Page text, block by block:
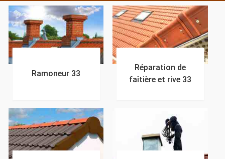
Ramoneur 33
Réparation de
faîtière et rive 33